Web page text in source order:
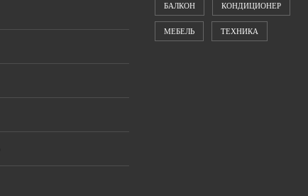
БАЛКОН КОНДИЦИОНЕР
МЕБЕЛЬ ТЕХНИКА